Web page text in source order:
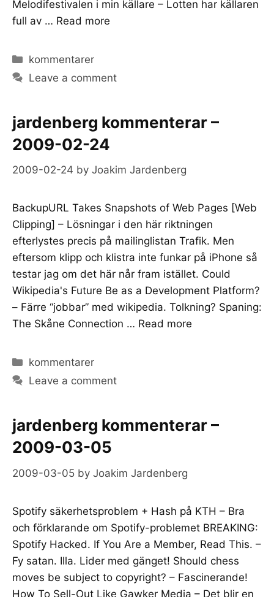
Melodifestivalen i min källare – Lotten har källaren
full av … Read more
Categories
kommentarer
Leave a comment
jardenberg kommenterar –
2009-02-24
2009-02-24 by Joakim Jardenberg
BackupURL Takes Snapshots of Web Pages [Web
Clipping] – Lösningar i den här riktningen
efterlystes precis på mailinglistan Trafik. Men
eftersom klipp och klistra inte funkar på iPhone så
testar jag om det här når fram istället. Could
Wikipedia's Future Be as a Development Platform?
– Färre “jobbar” med wikipedia. Tolkning? Spaning:
The Skåne Connection … Read more
Categories
kommentarer
Leave a comment
jardenberg kommenterar –
2009-03-05
2009-03-05 by Joakim Jardenberg
Spotify säkerhetsproblem + Hash på KTH – Bra
och förklarande om Spotify-problemet BREAKING:
Spotify Hacked. If You Are a Member, Read This. –
Fy satan. Illa. Lider med gänget! Should chess
moves be subject to copyright? – Fascinerande!
How To Sell-Out Like Gawker Media – Det blir en